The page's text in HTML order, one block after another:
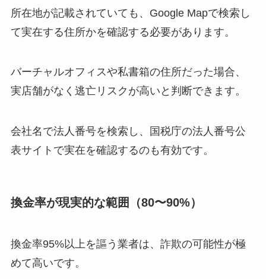
所在地が記載されていても、Google Mapで検索し
て実在する住所かを確認する必要があります。
バーチャルオフィスや私書箱の住所だった場合、
実店舗がなく逃亡リスクが高いと判断できます。
会社名で法人番号を検索し、国税庁の法人番号公
表サイトで実在を確認するのも有効です。
換金率が現実的な範囲（80〜90%）
換金率95%以上を謳う業者は、詐欺の可能性が極
めて高いです。